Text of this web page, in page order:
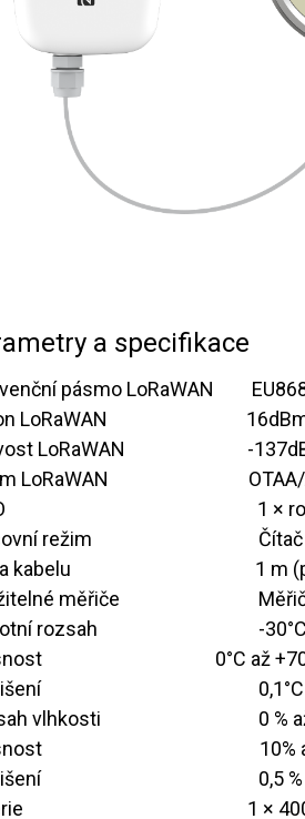
a specifikace
pásmo LoRaWAN
LoRaWAN
LoRaWAN
​-
LoRaWAN​
​1 ×
režim
kabelu
​1 m
měřiče
rozsah
​-
​0°C až
​0,1°C
vlhkosti
​0 %
​​10%
​​​0,5
1 ×